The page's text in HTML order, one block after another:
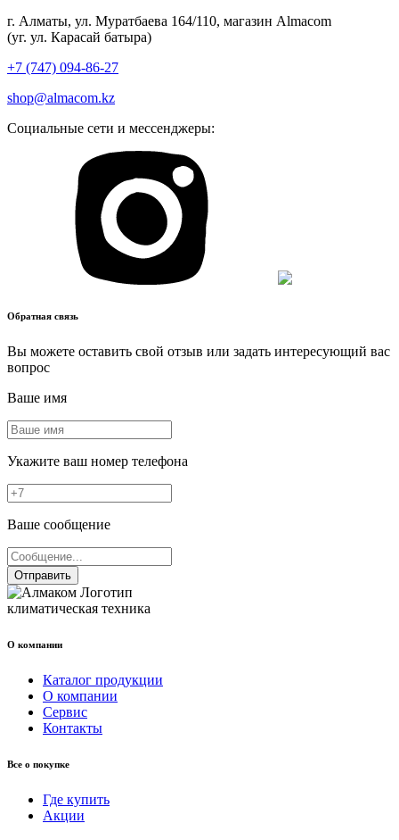
г. Алматы, ул. Муратбаева 164/110, магазин Almacom
(уг. ул. Карасай батыра)
+7 (747) 094-86-27
shop@almacom.kz
Социальные сети и мессенджеры:
Обратная связь
Вы можете оставить свой отзыв или задать интересующий вас
вопрос
Ваше имя
Укажите ваш номер телефона
Ваше сообщение
Отправить
климатическая техника
О компании
Каталог продукции
О компании
Сервис
Контакты
Все о покупке
Где купить
Акции